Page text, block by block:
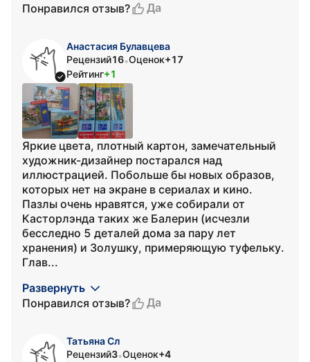
Понравился отзыв?
Да
Анастасия Булавцева
Рецензий16•Оценок+17
Рейтинг+1
Яркие цвета, плотный картон, замечательный
художник-дизайнер постарался над
иллюстрацией. Побольше бы новых образов,
которых нет на экране в сериалах и кино.
Пазлы очень нравятся, уже собирали от
Касторлэнда таких же Балерин (исчезли
бесследно 5 деталей дома за пару лет
хранения) и Золушку, примеряющую туфельку.
Глав...
Развернуть
Понравился отзыв?
Да
Татьяна Сл
Рецензий3•Оценок+4